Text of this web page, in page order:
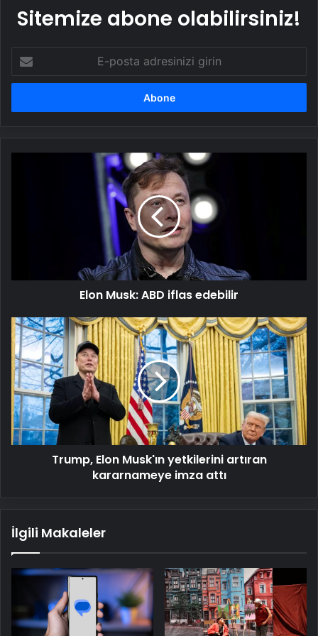
Sitemize abone olabilirsiniz!
posta
adresinizi
Elon Musk: ABD iflas edebilir
Trump,
Elon
Musk'ın
yetkilerini
artıran
kararnameye
imza
attı
Trump, Elon Musk'ın yetkilerini artıran
kararnameye imza attı
İlgili Makaleler